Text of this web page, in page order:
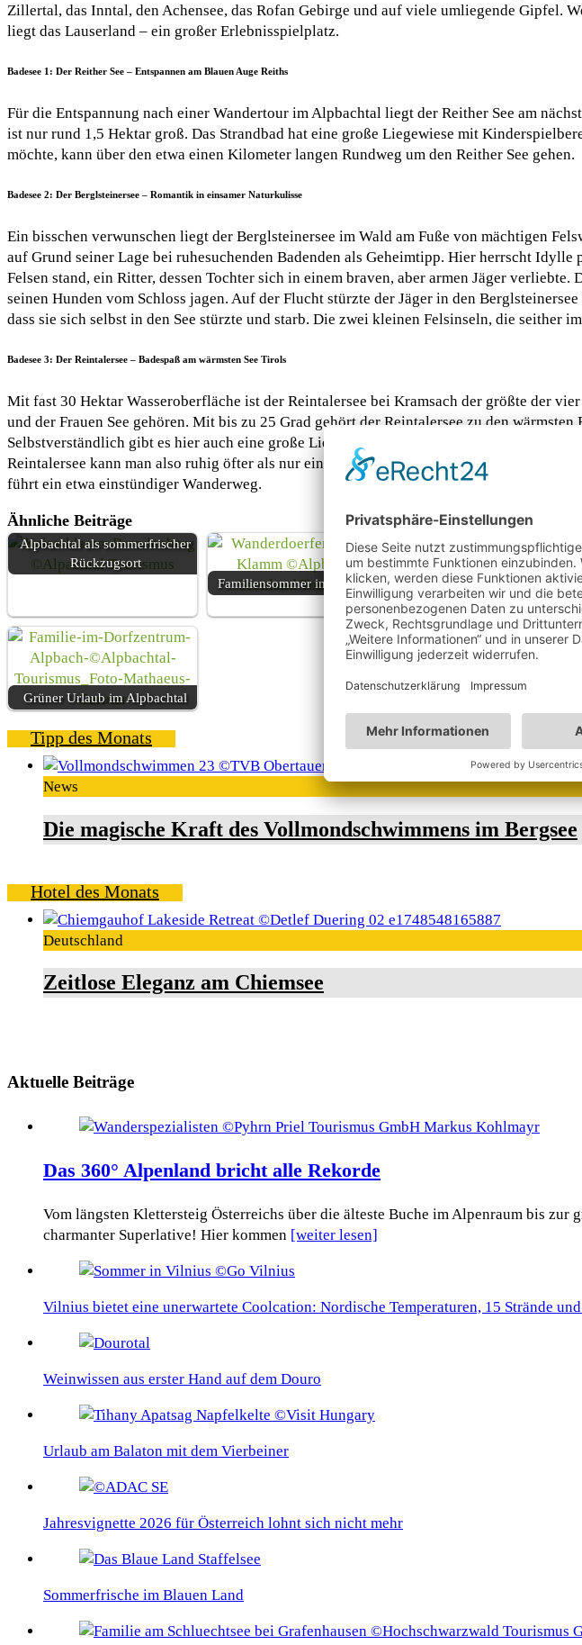
Zillertal, das Inntal, den Achensee, das Rofan Gebirge und auf viele umliegende Gipfel.
liegt das Lauserland – ein großer Erlebnisspielplatz.
Badesee 1: Der Reither See – Entspannen am Blauen Auge Reiths
Für die Entspannung nach einer Wandertour im Alpbachtal liegt der Reither See am
ist nur rund 1,5 Hektar groß. Das Strandbad hat eine große Liegewiese mit
möchte, kann über den etwa einen Kilometer langen Rundweg um den Reither See gehen.
Badesee 2: Der Berglsteinersee – Romantik in einsamer Naturkulisse
Ein bisschen verwunschen liegt der Berglsteinersee im Wald am Fuße von mächtigen
auf Grund seiner Lage bei ruhesuchenden Badenden als Geheimtipp. Hier herrscht Idylle
Felsen stand, ein Ritter, dessen Tochter sich in einem braven, aber armen Jäger
seinen Hunden vom Schloss jagen. Auf der Flucht stürzte der Jäger in den
dass sie sich selbst in den See stürzte und starb. Die zwei kleinen Felsinseln, die seither
Badesee 3: Der Reintalersee – Badespaß am wärmsten See Tirols
Mit fast 30 Hektar Wasseroberfläche ist der Reintalersee bei Kramsach der größte der
und der Frauen See gehören. Mit bis zu 25 Grad gehört der Reintalersee zu den
Selbstverständlich gibt es hier auch eine große Liegewiese, Umkleiden, Restaurants,
Reintalersee kann man also ruhig öfter als nur einmal reinspringen und ein paar
führt ein etwa einstündiger Wanderweg.
Ähnliche Beiträge
Alpbachtal als sommerfrischer
Rückzugsort
Familiensommer im Alpbachtal
Magische Momente im
Wildschönau
Grüner Urlaub im Alpbachtal
Tipp des Monats
News
Die magische Kraft des Vollmondschwimmens im Bergsee
Hotel des Monats
Deutschland
Zeitlose Eleganz am Chiemsee
Aktuelle Beiträge
Das 360° Alpenland bricht alle Rekorde
Vom längsten Klettersteig Österreichs über die älteste Buche im Alpenraum bis
charmanter Superlative! Hier kommen [weiter lesen]
Vilnius bietet eine unerwartete Coolcation: Nordische Temperaturen, 15 Strände
Weinwissen aus erster Hand auf dem Douro
Urlaub am Balaton mit dem Vierbeiner
Jahresvignette 2026 für Österreich lohnt sich nicht mehr
Sommerfrische im Blauen Land